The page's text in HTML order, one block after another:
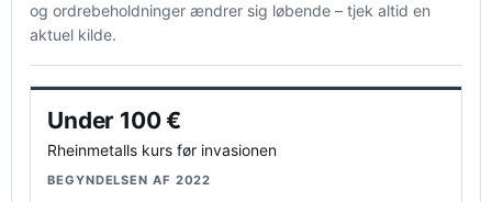
og ordrebeholdninger ændrer sig løbende – tjek altid en
aktuel kilde.
Under 100 €
Rheinmetalls kurs før invasionen
BEGYNDELSEN AF 2022